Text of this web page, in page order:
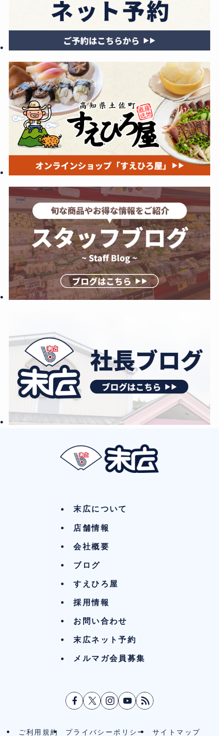
末広について
店舗情報
会社概要
ブログ
すえひろ屋
採用情報
お問い合わせ
末広ネット予約
メルマガ会員募集
ご利用規約 プライバシーポリシー サイトマップ